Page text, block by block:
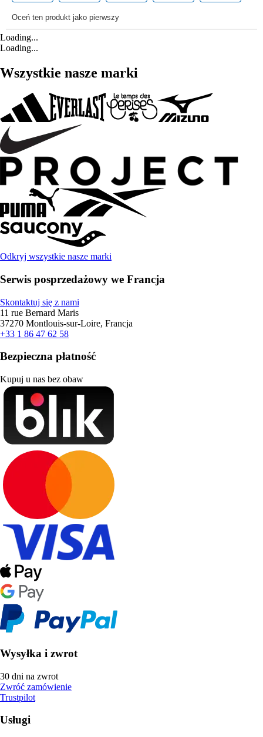
Loading...
Loading...
Wszystkie nasze marki
Odkryj wszystkie nasze marki
Serwis posprzedażowy we Francja
Skontaktuj się z nami
11 rue Bernard Maris
37270 Montlouis-sur-Loire, Francja
+33 1 86 47 62 58
Bezpieczna płatność
Kupuj u nas bez obaw
Wysyłka i zwrot
30 dni na zwrot
Zwróć zamówienie
Trustpilot
Usługi